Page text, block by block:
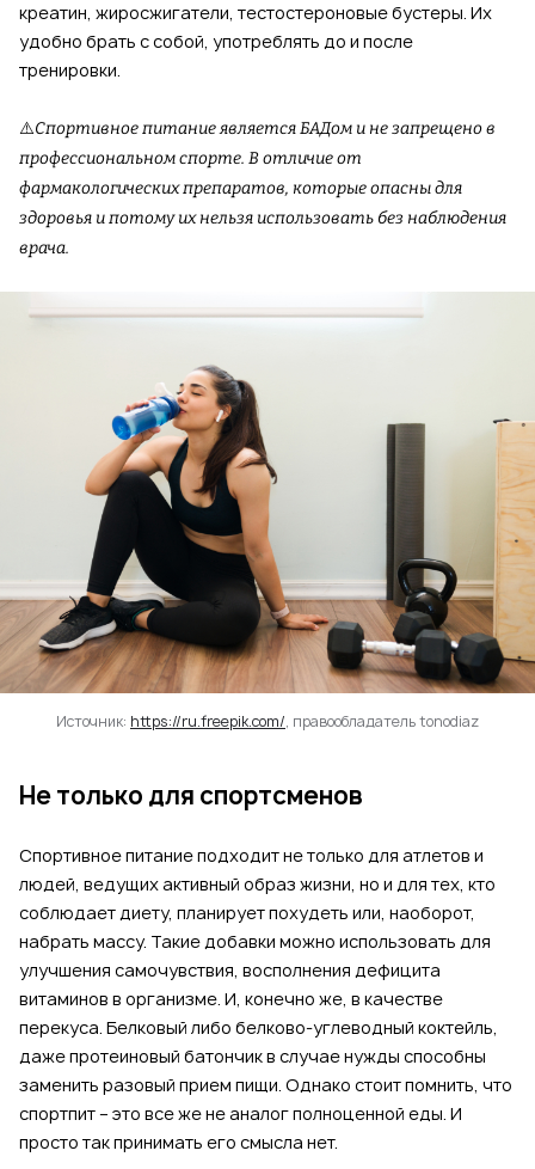
креатин, жиросжигатели, тестостероновые бустеры. Их
удобно брать с собой, употреблять до и после
тренировки.
⚠️Спортивное питание является БАДом и не запрещено в
профессиональном спорте. В отличие от
фармакологических препаратов, которые опасны для
здоровья и потому их нельзя использовать без наблюдения
врача.
Источник: https://ru.freepik.com/, правообладатель tonodiaz
Не только для спортсменов
Спортивное питание подходит не только для атлетов и
людей, ведущих активный образ жизни, но и для тех, кто
соблюдает диету, планирует похудеть или, наоборот,
набрать массу. Такие добавки можно использовать для
улучшения самочувствия, восполнения дефицита
витаминов в организме. И, конечно же, в качестве
перекуса. Белковый либо белково-углеводный коктейль,
даже протеиновый батончик в случае нужды способны
заменить разовый прием пищи. Однако стоит помнить, что
спортпит – это все же не аналог полноценной еды. И
просто так принимать его смысла нет.